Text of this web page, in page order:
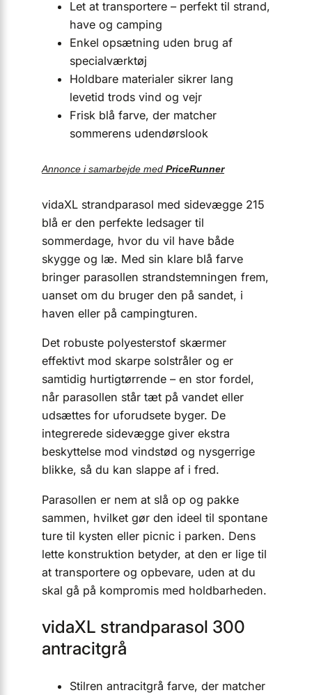
Let at transportere – perfekt til strand,
have og camping
Enkel opsætning uden brug af
specialværktøj
Holdbare materialer sikrer lang
levetid trods vind og vejr
Frisk blå farve, der matcher
sommerens udendørslook
Annonce i samarbejde med PriceRunner
vidaXL strandparasol med sidevægge 215
blå er den perfekte ledsager til
sommerdage, hvor du vil have både
skygge og læ. Med sin klare blå farve
bringer parasollen strandstemningen frem,
uanset om du bruger den på sandet, i
haven eller på campingturen.
Det robuste polyesterstof skærmer
effektivt mod skarpe solstråler og er
samtidig hurtigtørrende – en stor fordel,
når parasollen står tæt på vandet eller
udsættes for uforudsete byger. De
integrerede sidevægge giver ekstra
beskyttelse mod vindstød og nysgerrige
blikke, så du kan slappe af i fred.
Parasollen er nem at slå op og pakke
sammen, hvilket gør den ideel til spontane
ture til kysten eller picnic i parken. Dens
lette konstruktion betyder, at den er lige til
at transportere og opbevare, uden at du
skal gå på kompromis med holdbarheden.
vidaXL strandparasol 300
antracitgrå
Stilren antracitgrå farve, der matcher